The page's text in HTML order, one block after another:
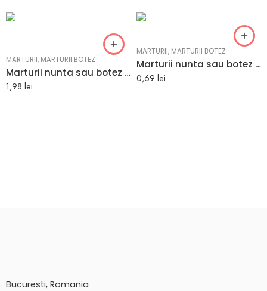
MARTURII, MARTURII BOTEZ
Marturii nunta sau botez personalizate cu numele sau initialele mirilor sau ale copilului 6.5 x 8.2 cm
1,98 lei
MARTURII, MARTURII BOTEZ
Marturii nunta sau botez crem model elegant 5 x 3.3 x 7.5 cm
0,69 lei
Bucuresti, Romania